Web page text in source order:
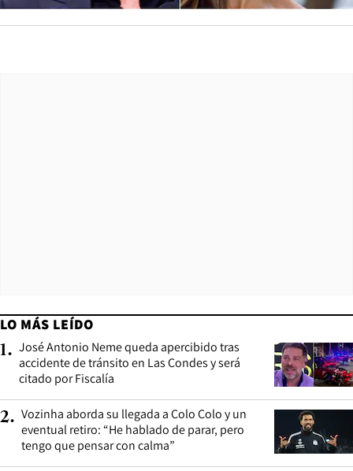
LO MÁS LEÍDO
1. José Antonio Neme queda apercibido tras
accidente de tránsito en Las Condes y será
citado por Fiscalía
2. Vozinha aborda su llegada a Colo Colo y un
eventual retiro: “He hablado de parar, pero
tengo que pensar con calma”